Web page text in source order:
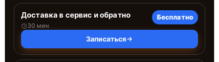
Доставка в сервис и обратно
30 мин
Бесплатно
Записаться